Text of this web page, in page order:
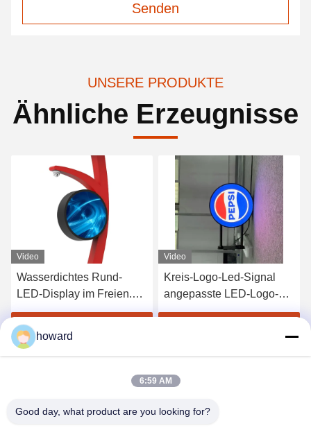
Senden
UNSERE PRODUKTE
Ähnliche Erzeugnisse
Video
Kreis-Logo-Led-Signal
angepasste LED-Logo-
Bildschirm P4 rundes
LED-Display
Erhalten Sie besten Preis
Nahtlose 1R1G1B Runde
Led-Display-Platte P4mm
Druckguss Aluminium
howard
6:59 AM
Good day, what product are you looking for?